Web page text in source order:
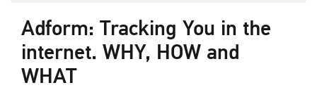
Adform: Tracking You in the
internet. WHY, HOW and
WHAT